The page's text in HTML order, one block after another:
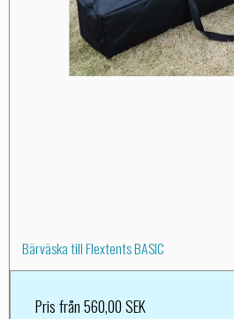
Bärväska till Flextents BASIC
Pris från560,00 SEK